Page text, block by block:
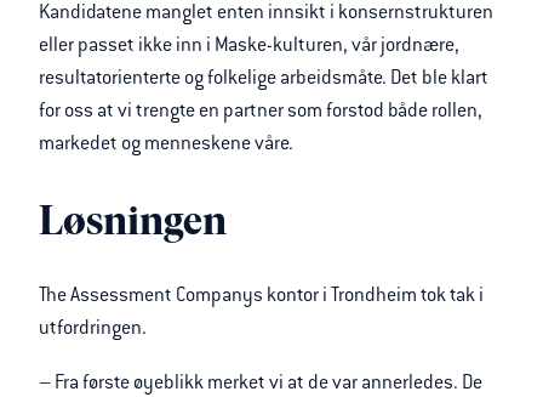
Kandidatene manglet enten innsikt i konsernstrukturen
eller passet ikke inn i Maske-kulturen, vår jordnære,
resultatorienterte og folkelige arbeidsmåte. Det ble klart
for oss at vi trengte en partner som forstod både rollen,
markedet og menneskene våre.
Løsningen
The Assessment Companys kontor i Trondheim tok tak i
utfordringen.
– Fra første øyeblikk merket vi at de var annerledes. De